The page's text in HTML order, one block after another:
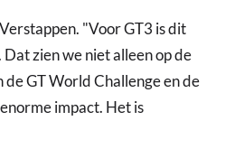
"Voor GT3 is dit
zien we niet alleen op de
GT World Challenge en de
impact. Het is